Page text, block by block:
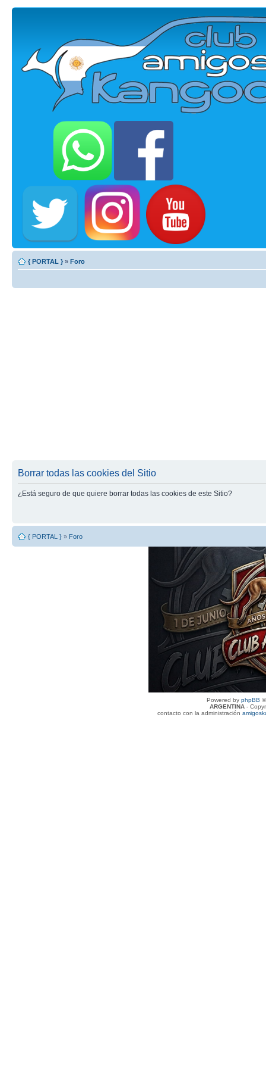
{ PORTAL } » Foro
Borrar todas las cookies del Sitio
¿Está seguro de que quiere borrar todas las cookies de este Sitio?
{ PORTAL } » Foro
Powered by phpBB
ARGENTINA-
contacto con la administración